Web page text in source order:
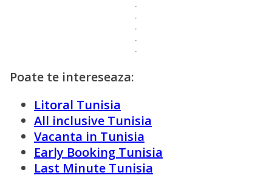
Poate te intereseaza:
Litoral Tunisia
All inclusive Tunisia
Vacanta in Tunisia
Early Booking Tunisia
Last Minute Tunisia